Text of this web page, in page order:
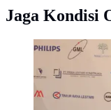
Jaga Kondisi
Dokter
dr. Indriani,
otot pasien
Aditya Eka